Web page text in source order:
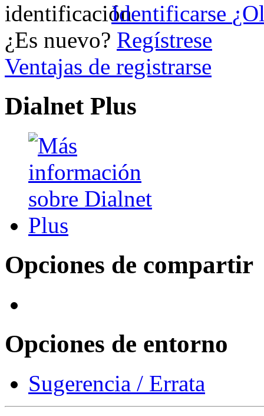
Identificarse
¿Es nuevo? Regístrese
Ventajas de registrarse
Dialnet Plus
Opciones de compartir
Opciones de entorno
Sugerencia / Errata